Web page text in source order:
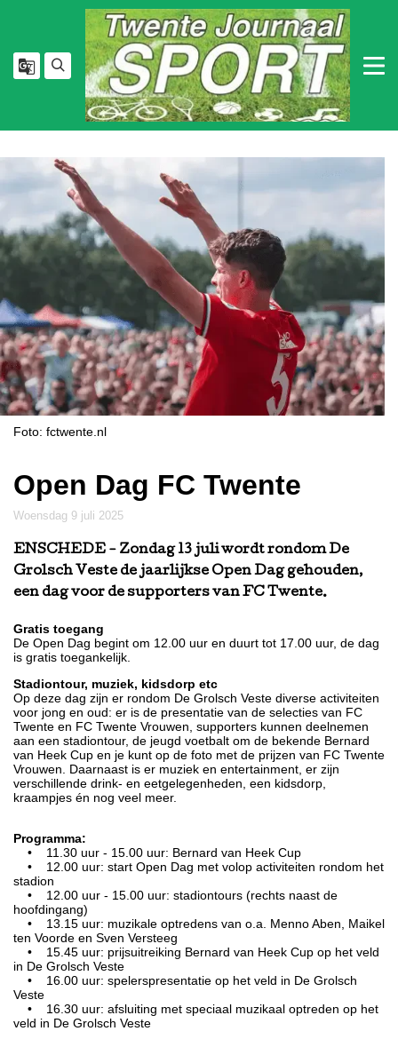
Foto: fctwente.nl
Open Dag FC Twente
woensdag 9 juli 2025
ENSCHEDE - Zondag 13 juli wordt rondom De
Grolsch Veste de jaarlijkse Open Dag gehouden,
een dag voor de supporters van FC Twente.
Gratis toegang
De Open Dag begint om 12.00 uur en duurt tot 17.00 uur, de dag
is gratis toegankelijk.
Stadiontour, muziek, kidsdorp etc
Op deze dag zijn er rondom De Grolsch Veste diverse activiteiten
voor jong en oud: er is de presentatie van de selecties van FC
Twente en FC Twente Vrouwen, supporters kunnen deelnemen
aan een stadiontour, de jeugd voetbalt om de bekende Bernard
van Heek Cup en je kunt op de foto met de prijzen van FC Twente
Vrouwen. Daarnaast is er muziek en entertainment, er zijn
verschillende drink- en eetgelegenheden, een kidsdorp,
kraampjes én nog veel meer.
Programma:
• 11.30 uur - 15.00 uur: Bernard van Heek Cup
• 12.00 uur: start Open Dag met volop activiteiten rondom het
stadion
• 12.00 uur - 15.00 uur: stadiontours (rechts naast de
hoofdingang)
• 13.15 uur: muzikale optredens van o.a. Menno Aben, Maikel
ten Voorde en Sven Versteeg
• 15.45 uur: prijsuitreiking Bernard van Heek Cup op het veld
in De Grolsch Veste
• 16.00 uur: spelerspresentatie op het veld in De Grolsch
Veste
• 16.30 uur: afsluiting met speciaal muzikaal optreden op het
veld in De Grolsch Veste